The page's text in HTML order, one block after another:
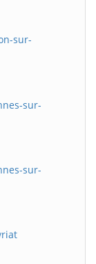
sur-
sur-
sur-